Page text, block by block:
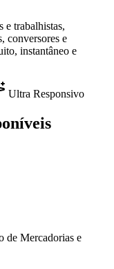
e trabalhistas,
conversores e
instantâneo e
Ultra Responsivo
de Mercadorias e